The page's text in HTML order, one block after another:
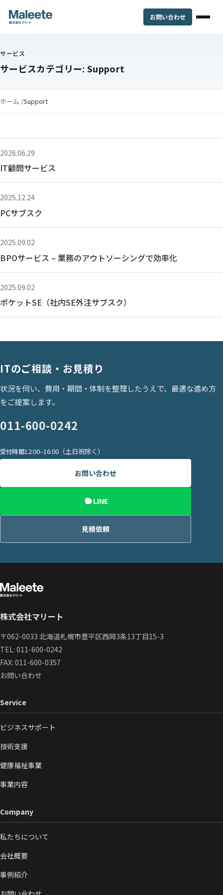
お問い合わせ
サービス
サービスカテゴリー: Support
ホーム /Support
2026.06.29
IT顧問サービス
2025.12.24
PCサブスク
2025.09.02
BPOサービス – 業務のアウトソーシングで効率化
2025.09.02
ポケットSE（社内SE外注サブスク）
ITのご相談・お見積り
状況を伺い、費用・期間・体制を整理したうえで、最適な進め方
をご提案します。
011-600-0242
受付時間12:00–16:00（土日祝除く）
お問い合わせ
LINE
見積依頼
株式会社マリート
〒062-0033 北海道札幌市豊平区西岡3条13丁目15-3
TEL: 011-600-0242
FAX: 011-600-0357
お問い合わせ
Service
ビジネスサポート
技術支援
健康福祉事業
事業内容
Company
私たちについて
会社概要
事例紹介